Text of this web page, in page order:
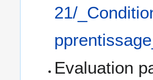
21/
Evaluation